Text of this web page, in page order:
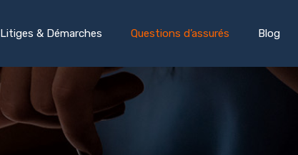
Litiges & Démarches Questions d’assurés Blog